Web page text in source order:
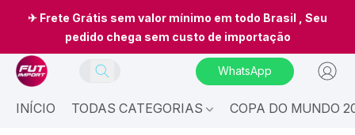
✈ Frete Grátis sem valor mínimo em todo Brasil , Seu
pedido chega sem custo de importação
WhatsApp
INÍCIO TODAS CATEGORIAS COPA DO MUNDO